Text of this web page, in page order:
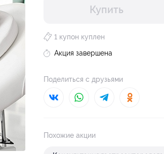
Купить
1 купон куплен
Акция завершена
Поделиться с друзьями
Похожие акции